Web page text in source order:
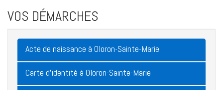
VOS DÉMARCHES
Acte de naissance à Oloron-Sainte-Marie
Carte d'identité à Oloron-Sainte-Marie